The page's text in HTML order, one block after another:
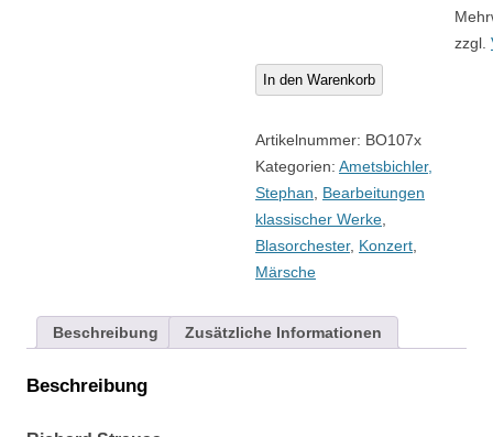
zzgl.
In den Warenkorb
Artikelnummer: BO107x
Kategorien: Ametsbichler,
Stephan
Bearbeitungen
klassischer Werke
Blasorchester, Konzert
Märsche
Beschreibung Zusätzliche Informationen
Beschreibung